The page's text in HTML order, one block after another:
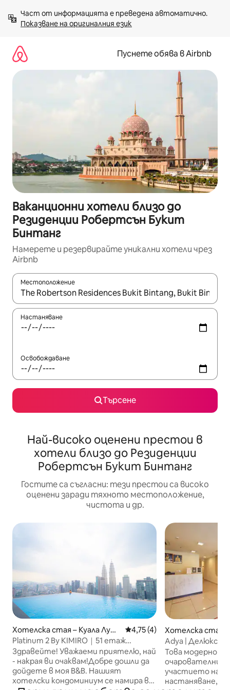
към
съдържанието
Показване на оригиналния език
Пуснете обява в Airbnb
Ваканционни хотели близо до
Резиденции Робертсън Букит
Бинтанг
Намерете и резервирайте уникални хотели чрез
Airbnb
Местоположение
Когато резултатите се покажат, използвайте
Настаняване
Освобождаване
Търсене
Най-високо оценени престои в
хотели близо до Резиденции
Робертсън Букит Бинтанг
Гостите са съгласни: тези престои са високо
оценени заради тяхното местоположение,
чистота и др.
Хотелска стая – Куала Лумп
ур
Средна оценка: 4,75 от 5,
4,75 (4)
Platinum 2 By KIMIRO｜51 етаж
безкраен басейн · луксозна стая с
голямо легло [вана + кухня +
безплатен паркинг]
Здравейте! Уважаеми приятелю, най
- накрая ви очаквам!Добре дошли да
дойдете в моя B&B. Нашият
хотелски кондоминиум се намира в
Хотелска стая
пур
Adya | Делюкс
прозорец в
Това модерно
очарователни
участието на 3
настаняване,